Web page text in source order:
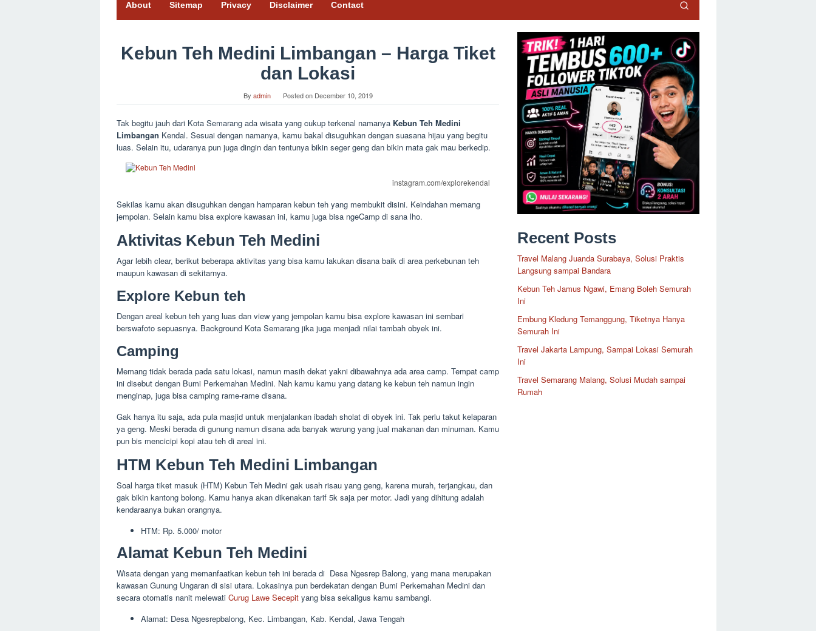
About Sitemap Privacy Disclaimer Contact
Kebun Teh Medini Limbangan – Harga Tiket
dan Lokasi
By admin Posted on December 10, 2019
Tak begitu jauh dari Kota Semarang ada wisata yang cukup terkenal namanya Kebun Teh Medini
Limbangan Kendal. Sesuai dengan namanya, kamu bakal disuguhkan dengan suasana hijau yang begitu
luas. Selain itu, udaranya pun juga dingin dan tentunya bikin seger geng dan bikin mata gak mau berkedip.
instagram.com/explorekendal
Sekilas kamu akan disuguhkan dengan hamparan kebun teh yang membukit disini. Keindahan memang
jempolan. Selain kamu bisa explore kawasan ini, kamu juga bisa ngeCamp di sana lho.
Aktivitas Kebun Teh Medini
Agar lebih clear, berikut beberapa aktivitas yang bisa kamu lakukan disana baik di area perkebunan teh
maupun kawasan di sekitarnya.
Explore Kebun teh
Dengan areal kebun teh yang luas dan view yang jempolan kamu bisa explore kawasan ini sembari
berswafoto sepuasnya. Background Kota Semarang jika juga menjadi nilai tambah obyek ini.
Camping
Memang tidak berada pada satu lokasi, namun masih dekat yakni dibawahnya ada area camp. Tempat camp
ini disebut dengan Bumi Perkemahan Medini. Nah kamu kamu yang datang ke kebun teh namun ingin
menginap, juga bisa camping rame-rame disana.
Gak hanya itu saja, ada pula masjid untuk menjalankan ibadah sholat di obyek ini. Tak perlu takut kelaparan
ya geng. Meski berada di gunung namun disana ada banyak warung yang jual makanan dan minuman. Kamu
pun bis mencicipi kopi atau teh di areal ini.
HTM Kebun Teh Medini Limbangan
Soal harga tiket masuk (HTM) Kebun Teh Medini gak usah risau yang geng, karena murah, terjangkau, dan
gak bikin kantong bolong. Kamu hanya akan dikenakan tarif 5k saja per motor. Jadi yang dihitung adalah
kendaraanya bukan orangnya.
HTM: Rp. 5.000/ motor
Alamat Kebun Teh Medini
Wisata dengan yang memanfaatkan kebun teh ini berada di Desa Ngesrep Balong, yang mana merupakan
kawasan Gunung Ungaran di sisi utara. Lokasinya pun berdekatan dengan Bumi Perkemahan Medini dan
secara otomatis nanit melewati Curug Lawe Secepit yang bisa sekaligus kamu sambangi.
Alamat: Desa Ngesrepbalong, Kec. Limbangan, Kab. Kendal, Jawa Tengah
Recent Posts
Travel Malang Juanda Surabaya, Solusi Praktis
Langsung sampai Bandara
Kebun Teh Jamus Ngawi, Emang Boleh Semurah
Ini
Embung Kledung Temanggung, Tiketnya Hanya
Semurah Ini
Travel Jakarta Lampung, Sampai Lokasi Semurah
Ini
Travel Semarang Malang, Solusi Mudah sampai
Rumah